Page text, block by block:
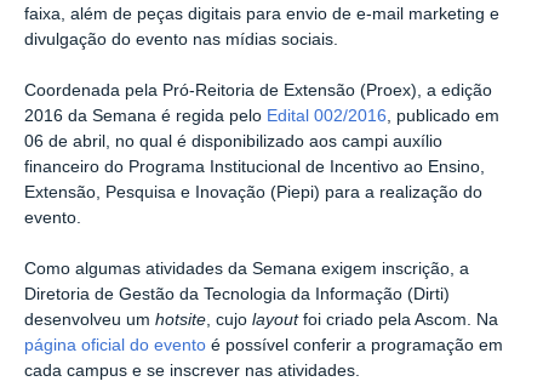
faixa, além de peças digitais para envio de e-mail marketing e
divulgação do evento nas mídias sociais.
Coordenada pela Pró-Reitoria de Extensão (Proex), a edição
2016 da Semana é regida pelo Edital 002/2016, publicado em
06 de abril, no qual é disponibilizado aos campi auxílio
financeiro do Programa Institucional de Incentivo ao Ensino,
Extensão, Pesquisa e Inovação (Piepi) para a realização do
evento.
Como algumas atividades da Semana exigem inscrição, a
Diretoria de Gestão da Tecnologia da Informação (Dirti)
desenvolveu um hotsite , cujo layoutfoi criado pela Ascom. Na
página oficial do evento é possível conferir a programação em
cada campus e se inscrever nas atividades.